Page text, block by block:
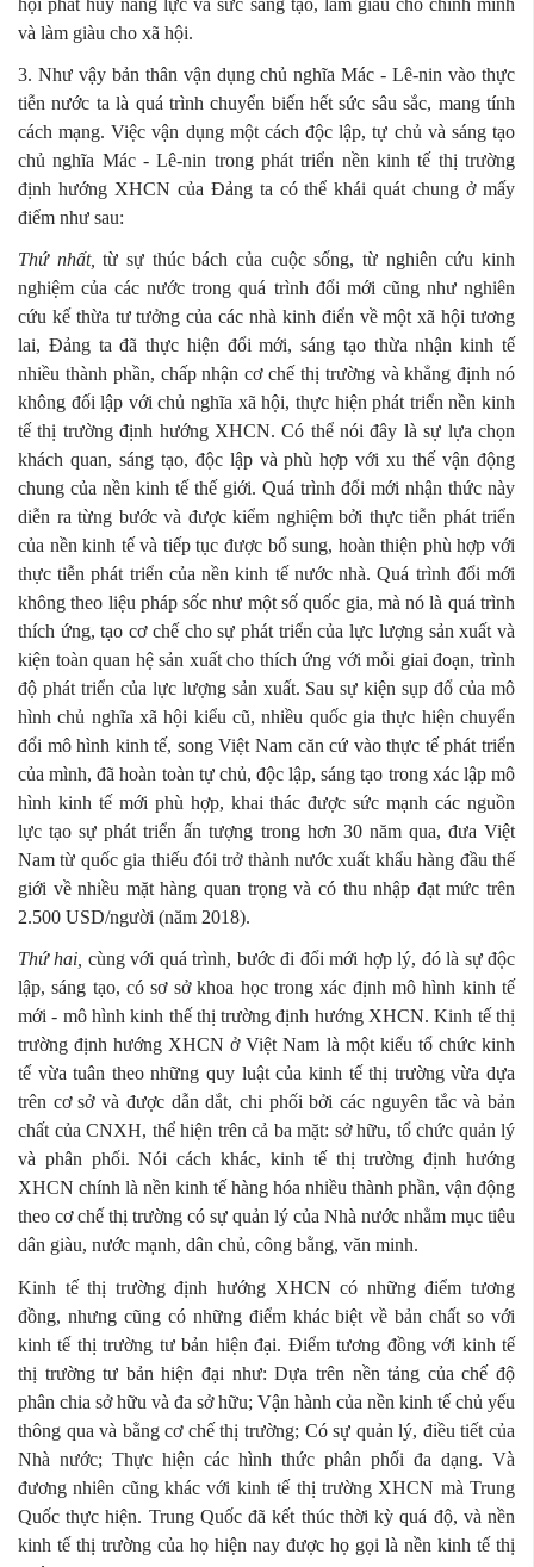
và làm giàu cho xã hội.
3. Như vậy bản thân vận dụng chủ nghĩa Mác - Lê-nin vào thực
tiễn nước ta là quá trình chuyển biến hết sức sâu sắc, mang tính
cách mạng. Việc vận dụng một cách độc lập, tự chủ và sáng tạo
chủ nghĩa Mác - Lê-nin trong phát triển nền kinh tế thị trường
định hướng XHCN của Đảng ta có thể khái quát chung ở mấy
điểm như sau:
Thứ nhất,từ sự thúc bách của cuộc sống, từ nghiên cứu kinh
nghiệm của các nước trong quá trình đổi mới cũng như nghiên
cứu kế thừa tư tưởng của các nhà kinh điển về một xã hội tương
lai, Đảng ta đã thực hiện đổi mới, sáng tạo thừa nhận kinh tế
nhiều thành phần, chấp nhận cơ chế thị trường và khẳng định nó
không đối lập với chủ nghĩa xã hội, thực hiện phát triển nền kinh
tế thị trường định hướng XHCN. Có thể nói đây là sự lựa chọn
khách quan, sáng tạo, độc lập và phù hợp với xu thế vận động
chung của nền kinh tế thế giới. Quá trình đổi mới nhận thức này
diễn ra từng bước và được kiểm nghiệm bởi thực tiễn phát triển
của nền kinh tế và tiếp tục được bổ sung, hoàn thiện phù hợp với
thực tiễn phát triển của nền kinh tế nước nhà. Quá trình đổi mới
không theo liệu pháp sốc như một số quốc gia, mà nó là quá trình
thích ứng, tạo cơ chế cho sự phát triển của lực lượng sản xuất và
kiện toàn quan hệ sản xuất cho thích ứng với mỗi giai đoạn, trình
độ phát triển của lực lượng sản xuất. Sau sự kiện sụp đổ của mô
hình chủ nghĩa xã hội kiểu cũ, nhiều quốc gia thực hiện chuyển
đổi mô hình kinh tế, song Việt Nam căn cứ vào thực tế phát triển
của mình, đã hoàn toàn tự chủ, độc lập, sáng tạo trong xác lập mô
hình kinh tế mới phù hợp, khai thác được sức mạnh các nguồn
lực tạo sự phát triển ấn tượng trong hơn 30 năm qua, đưa Việt
Nam từ quốc gia thiếu đói trở thành nước xuất khẩu hàng đầu thế
giới về nhiều mặt hàng quan trọng và có thu nhập đạt mức trên
2.500 USD/người (năm 2018).
Thứ hai, cùng với quá trình, bước đi đổi mới hợp lý, đó là sự độc
lập, sáng tạo, có sơ sở khoa học trong xác định mô hình kinh tế
mới - mô hình kinh thế thị trường định hướng XHCN. Kinh tế thị
trường định hướng XHCN ở Việt Nam là một kiểu tổ chức kinh
tế vừa tuân theo những quy luật của kinh tế thị trường vừa dựa
trên cơ sở và được dẫn dắt, chi phối bởi các nguyên tắc và bản
chất của CNXH, thể hiện trên cả ba mặt: sở hữu, tổ chức quản lý
và phân phối. Nói cách khác, kinh tế thị trường định hướng
XHCN chính là nền kinh tế hàng hóa nhiều thành phần, vận động
theo cơ chế thị trường có sự quản lý của Nhà nước nhằm mục tiêu
dân giàu, nước mạnh, dân chủ, công bằng, văn minh.
Kinh tế thị trường định hướng XHCN có những điểm tương
đồng, nhưng cũng có những điểm khác biệt về bản chất so với
kinh tế thị trường tư bản hiện đại. Điểm tương đồng với kinh tế
thị trường tư bản hiện đại như: Dựa trên nền tảng của chế độ
phân chia sở hữu và đa sở hữu; Vận hành của nền kinh tế chủ yếu
thông qua và bằng cơ chế thị trường; Có sự quản lý, điều tiết của
Nhà nước; Thực hiện các hình thức phân phối đa dạng. Và
đương nhiên cũng khác với kinh tế thị trường XHCN mà Trung
Quốc thực hiện. Trung Quốc đã kết thúc thời kỳ quá độ, và nền
kinh tế thị trường của họ hiện nay được họ gọi là nền kinh tế thị